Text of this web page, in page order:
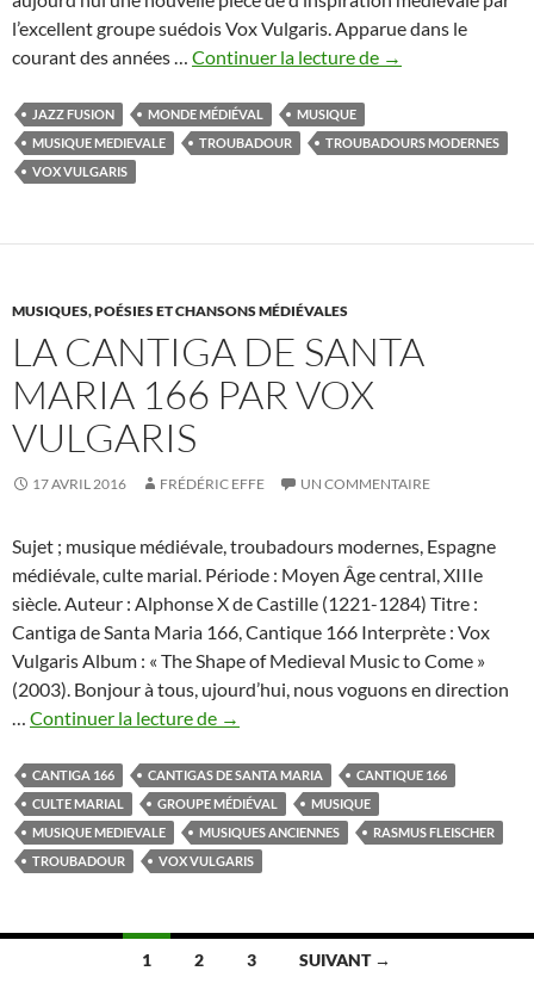
l’excellent groupe suédois Vox Vulgaris. Apparue dans le
courant des années … Continuer la lecture de Musique
troubadours
suite
meurtrière »
→
JAZZ FUSION MONDE MÉDIÉVAL
MUSIQUE
MUSIQUE MEDIEVALE
TROUBADOUR
TROUBADOURS MODERNES
VOX VULGARIS
MUSIQUES, POÉSIES ET CHANSONS MÉDIÉVALES
LA CANTIGA DE SANTA
MARIA 166 PAR VOX
VULGARIS
17 AVRIL 2016 FRÉDÉRIC EFFE UN COMMENTAIRE
Sujet ; musique médiévale, troubadours modernes, Espagne
médiévale, culte marial. Période : Moyen Âge central, XIIIe
siècle. Auteur : Alphonse X de Castille (1221-1284) Titre :
Cantiga de Santa Maria 166, Cantique 166 Interprète : Vox
Vulgaris Album : « The Shape of Medieval Music to Come »
(2003). Bonjour à tous, ujourd’hui, nous voguons en direction
… Continuer la lecture de La
de
Santa
Maria
166
Vulgaris
→
CANTIGA 166 CANTIGAS DE SANTA MARIA
CANTIQUE 166
CULTE MARIAL
GROUPE MÉDIÉVAL
MUSIQUE
MUSIQUE MEDIEVALE
MUSIQUES ANCIENNES
RASMUS FLEISCHER
TROUBADOUR
VOX VULGARIS
Navigation
1 2 3 SUIVANT →